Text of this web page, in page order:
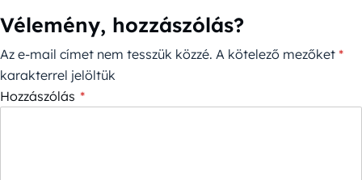
Vélemény, hozzászólás?
Az e-mail címet nem tesszük közzé. A kötelező mezőket *
karakterrel jelöltük
Hozzászólás *